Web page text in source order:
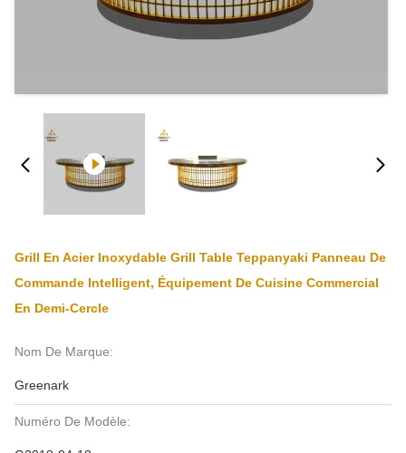
Grill En Acier Inoxydable Grill Table Teppanyaki Panneau De
Commande Intelligent, Équipement De Cuisine Commercial
En Demi-Cercle
Nom De Marque:
Greenark
Numéro De Modèle: